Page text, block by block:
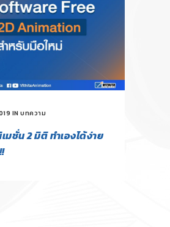
IN บทความ
มชั่น 2 มิติ ทำเองได้ง่าย